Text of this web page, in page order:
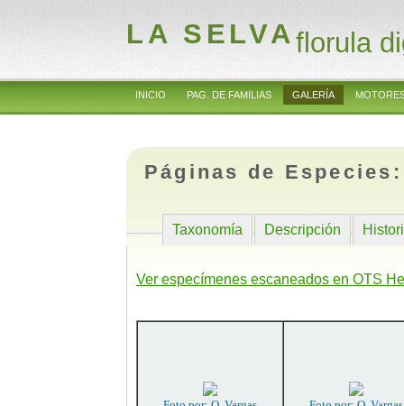
LA SELVAflorula
INICIO PAG. DE FAMILIAS GALERÍA
Páginas de
Taxonomía Descripción
Ver especímenes escaneados en OTS